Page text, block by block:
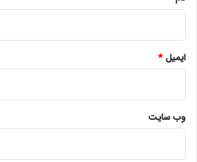
ایمیل*
وب‌ سایت